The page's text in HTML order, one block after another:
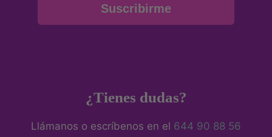
Suscribirme
¿Tienes dudas?
Llámanos o escríbenos en el 644 90 88 56